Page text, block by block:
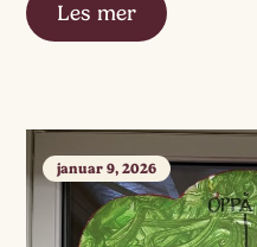
Les mer
januar 9, 2026